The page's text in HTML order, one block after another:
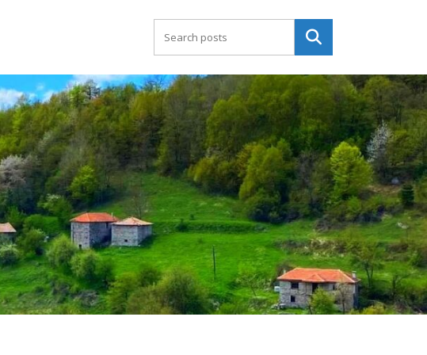
Търсене